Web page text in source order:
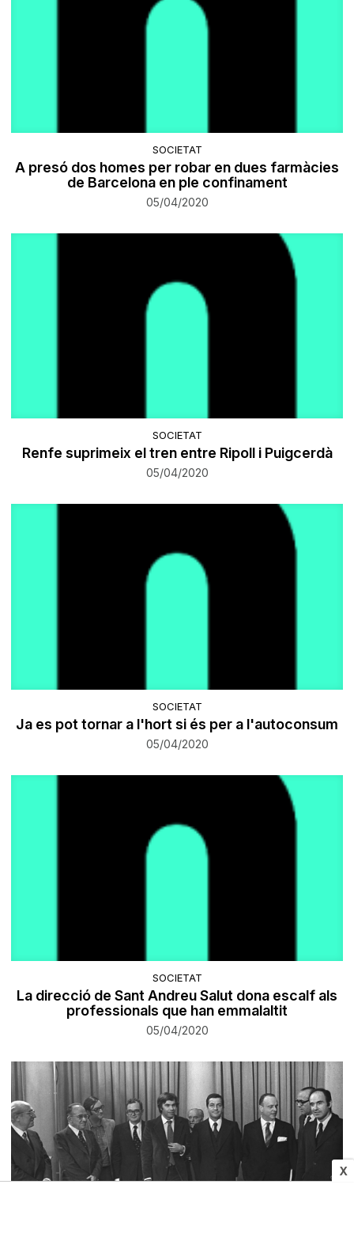
X
SOCIETAT
A presó dos homes per robar en dues farmàcies
de Barcelona en ple confinament
05/04/2020
SOCIETAT
Renfe suprimeix el tren entre Ripoll i Puigcerdà
05/04/2020
SOCIETAT
Ja es pot tornar a l'hort si és per a l'autoconsum
05/04/2020
SOCIETAT
La direcció de Sant Andreu Salut dona escalf als
professionals que han emmalaltit
05/04/2020